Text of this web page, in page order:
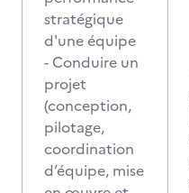
stratégique
d'une équipe
- Conduire un
projet
(conception,
pilotage,
coordination
d’équipe, mise